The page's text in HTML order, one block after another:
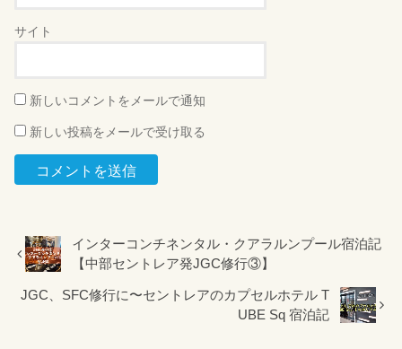
サイト
新しいコメントをメールで通知
新しい投稿をメールで受け取る
インターコンチネンタル・クアラルンプール宿泊記
【中部セントレア発JGC修行③】
JGC、SFC修行に〜セントレアのカプセルホテル T
UBE Sq 宿泊記